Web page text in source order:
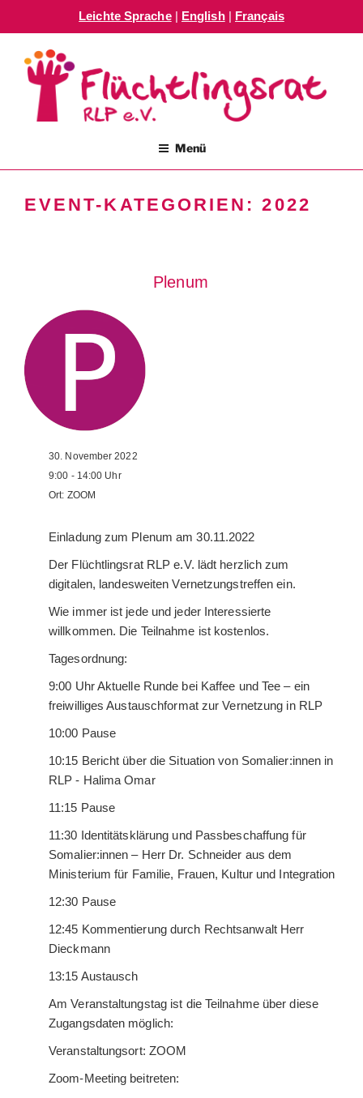
Leichte Sprache| English| Français
Inhalt
springen
FLÜCHTLINGSRAT RLP E.V.
Menü
EVENT-KATEGORIEN:2022
Plenum
30. November 2022
9:00 - 14:00 Uhr
Ort: ZOOM
Einladung zum Plenum am 30.11.2022
Der Flüchtlingsrat RLP e.V. lädt herzlich zum
digitalen, landesweiten Vernetzungstreffen ein.
Wie immer ist jede und jeder Interessierte
willkommen. Die Teilnahme ist kostenlos.
Tagesordnung:
9:00 Uhr Aktuelle Runde bei Kaffee und Tee – ein
freiwilliges Austauschformat zur Vernetzung in RLP
10:00 Pause
10:15 Bericht über die Situation von Somalier:innen in
RLP - Halima Omar
11:15 Pause
11:30 Identitätsklärung und Passbeschaffung für
Somalier:innen – Herr Dr. Schneider aus dem
Ministerium für Familie, Frauen, Kultur und Integration
12:30 Pause
12:45 Kommentierung durch Rechtsanwalt Herr
Dieckmann
13:15 Austausch
Am Veranstaltungstag ist die Teilnahme über diese
Zugangsdaten möglich:
Veranstaltungsort: ZOOM
Zoom-Meeting beitreten: